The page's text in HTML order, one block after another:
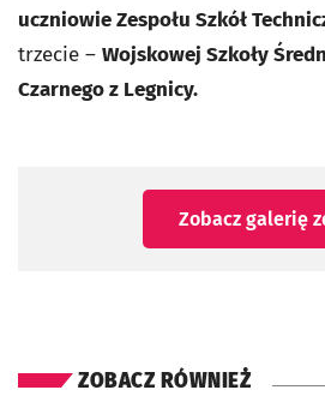
uczniowie Zespołu Szkół
trzecie – Wojskowej Szkoły
Czarnego z Legnicy.
Zobacz galerię
ZOBACZ RÓWNIEŻ